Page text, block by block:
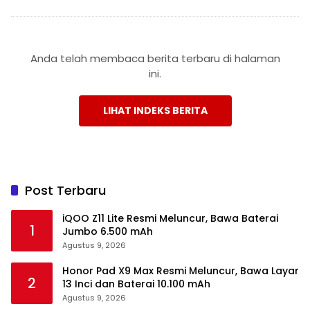
Anda telah membaca berita terbaru di halaman
ini.
LIHAT INDEKS BERITA
Post Terbaru
1
iQOO Z11 Lite Resmi Meluncur, Bawa Baterai
Jumbo 6.500 mAh
Agustus 9, 2026
2
Honor Pad X9 Max Resmi Meluncur, Bawa Layar
13 Inci dan Baterai 10.100 mAh
Agustus 9, 2026